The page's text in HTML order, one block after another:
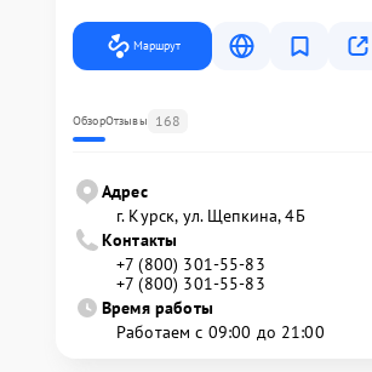
Маршрут
ОбзорОтзывы 168
Адрес
г. Курск, ул. Щепкина, 4Б
Контакты
+7 (800) 301-55-83
+7 (800) 301-55-83
Время работы
Работаем с 09:00 до 21:00